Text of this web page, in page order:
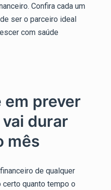
Confira cada um
ser o parceiro ideal
com saúde
em prever
durar
mês
de qualquer
certo quanto tempo o